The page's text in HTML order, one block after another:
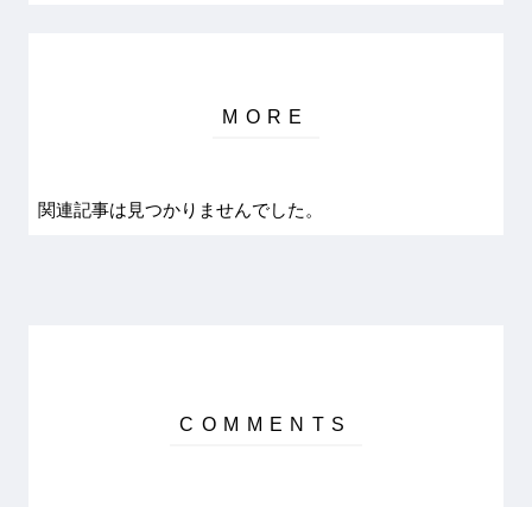
関連記事は見つかりませんでした。